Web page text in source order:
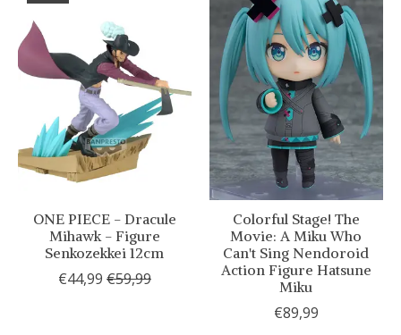
ONE PIECE - Dracule
Mihawk - Figure
Senkozekkei 12cm
€44,99 €59,99
Colorful Stage! The
Movie: A Miku Who
Can't Sing Nendoroid
Action Figure Hatsune
Miku
€89,99